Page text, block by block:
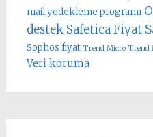
mail yedekleme programı
destek Safetica Fiyat
Sophos fiyat Trend Micro Trend
Veri koruma